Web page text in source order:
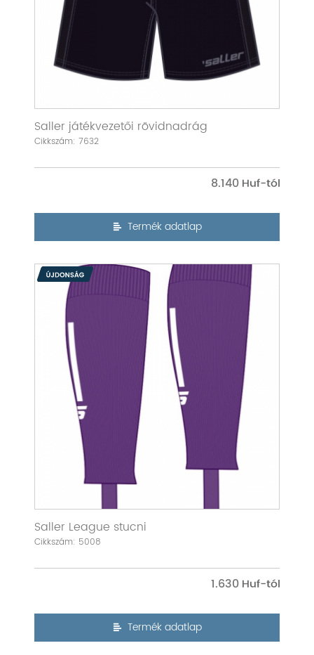
Saller játékvezetői rövidnadrág
Cikkszám: 7632
8.140
Termék adatlap
Saller League stucni
Cikkszám: 5008
1.630
Termék adatlap